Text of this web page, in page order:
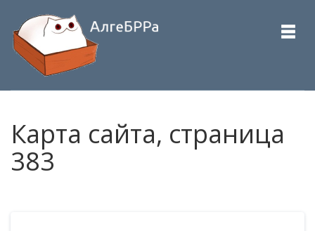
Карта сайта, страница
383